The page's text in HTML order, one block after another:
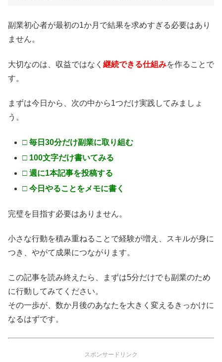
副業初心者が最初の1か月で結果を求めすぎる必要はあり
ません。
大切なのは、収益ではなく 継続できる仕組みを作ることで
す。
まずは今日から、次の中から1つだけ実践してみましょ
う。
□ 毎日30分だけ副業に取り組む
□ 100文字だけ書いてみる
□ 週に1本記事を投稿する
□ 今日やることをメモに書く
完璧を目指す必要はありません。
小さな行動を積み重ねることで経験が増え、スキルが身に
つき、やがて成果につながります。
この記事を読み終えたら、まずは5分だけでも副業のため
に行動してみてください。
その一歩が、数か月後のあなたを大きく変えるきっかけに
なるはずです。
スポンサードリンク